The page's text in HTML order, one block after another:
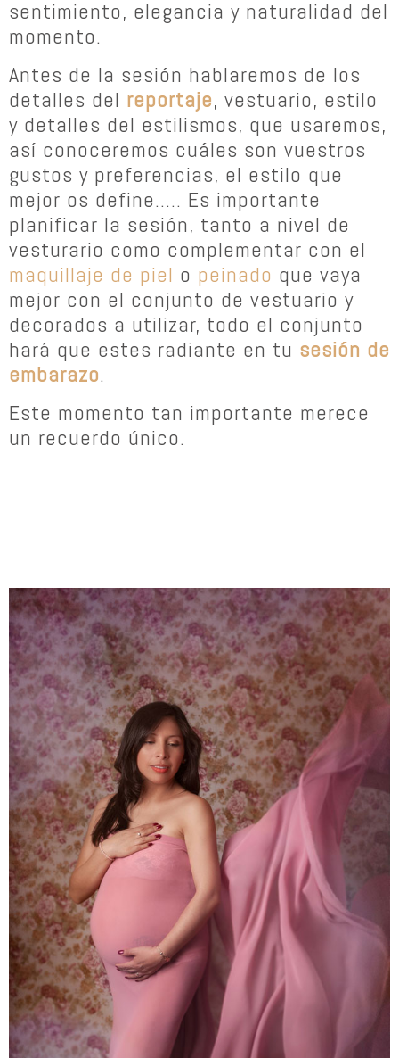
sentimiento, elegancia y naturalidad del
momento.
Antes de la sesión hablaremos de los
detalles del reportaje, vestuario, estilo
y detalles del estilismos, que usaremos,
así conoceremos cuáles son vuestros
gustos y preferencias, el estilo que
mejor os define..... Es importante
planificar la sesión, tanto a nivel de
vesturario como complementar con el
maquillaje de piel o peinado que vaya
mejor con el conjunto de vestuario y
decorados a utilizar, todo el conjunto
hará que estes radiante en tu sesión de
embarazo.
Este momento tan importante merece
un recuerdo único.